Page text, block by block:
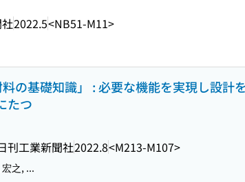
2022.5<NB51-M11>
の基礎知識」 : 必要な機能を実現し設計
たつ
刊工業新聞社2022.8<M213-M107>
之, ...